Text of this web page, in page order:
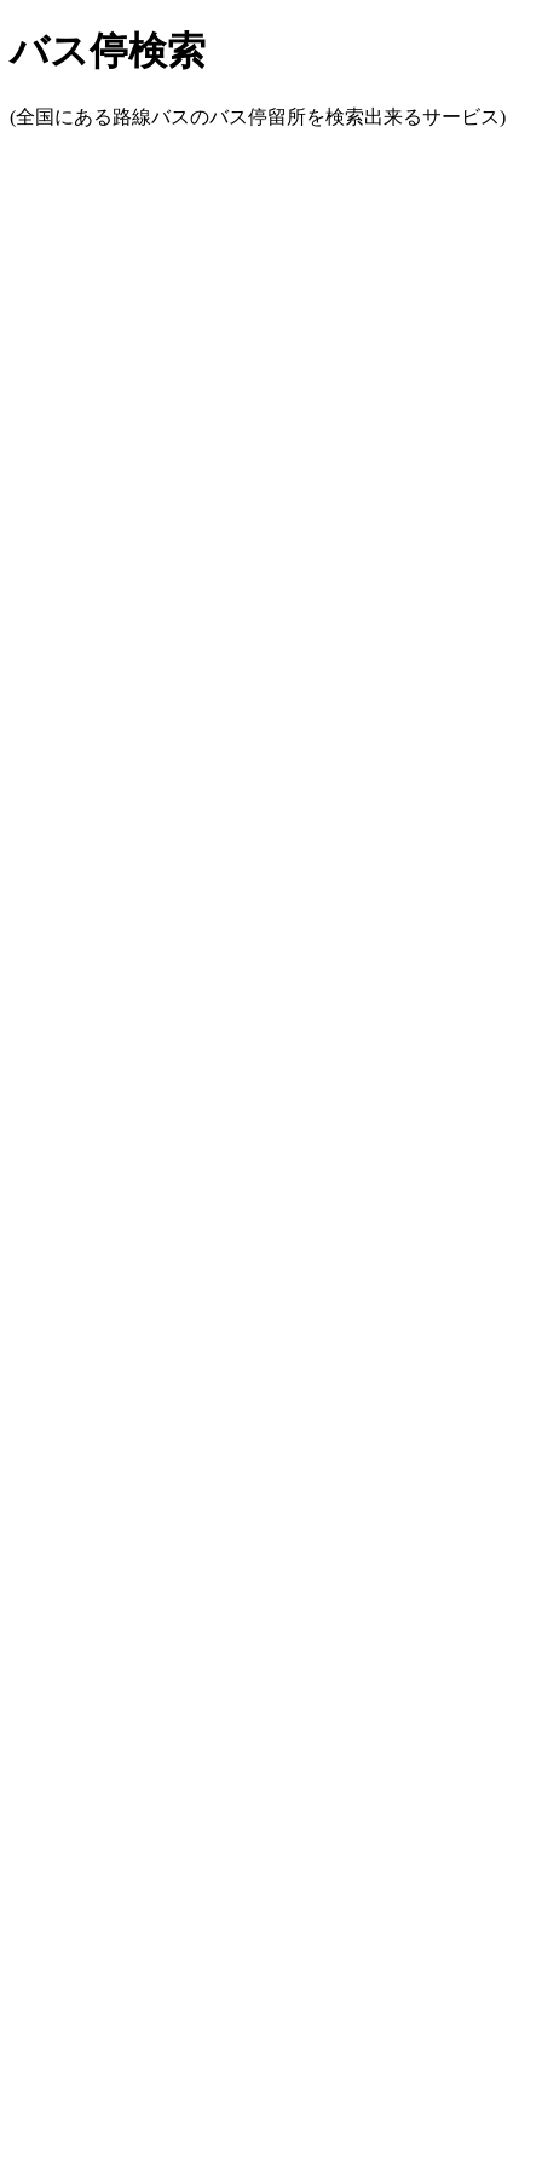
バス停検索
(全国にある路線バスのバス停留所を検索出来るサービス)